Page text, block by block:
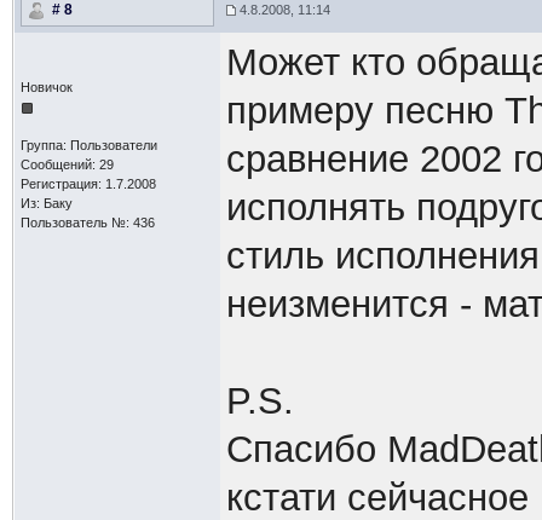
# 8 4.8.2008, 11:14
Новичок
Группа: Пользователи
Сообщений: 29
Регистрация: 1.7.2008
Из: Баку
Пользователь №: 436
Может кто
примеру песню
сравнение 2002
исполнять
стиль
неизменится -
P.S.
Спасибо
кстати